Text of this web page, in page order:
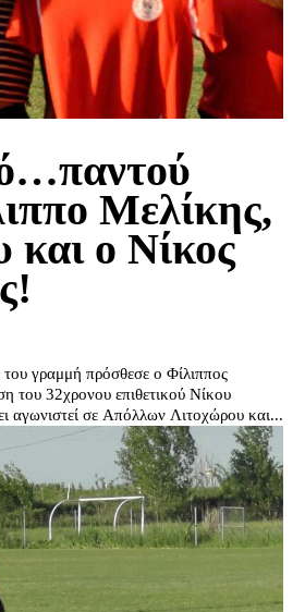
Μελίκης,
και ο Νίκος
του γραμμή πρόσθεσε ο Φίλιππος
του 32χρονου επιθετικού Νίκου
αγωνιστεί σε Απόλλων Λιτοχώρου και...